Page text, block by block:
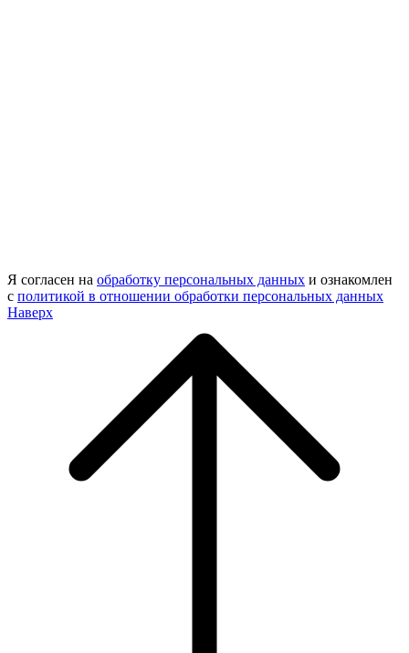
Я согласен на обработку персональных данных и ознакомлен
с политикой в отношении обработки персональных данных
Наверх